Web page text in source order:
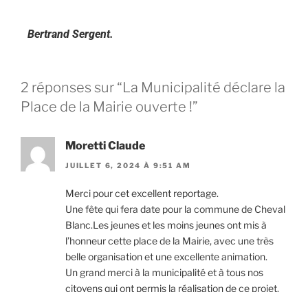
Bertrand Sergent.
2 réponses sur “La Municipalité déclare la
Place de la Mairie ouverte !”
Moretti Claude
JUILLET 6, 2024 À 9:51 AM
Merci pour cet excellent reportage.
Une fête qui fera date pour la commune de Cheval
Blanc.Les jeunes et les moins jeunes ont mis à
l’honneur cette place de la Mairie, avec une très
belle organisation et une excellente animation.
Un grand merci à la municipalité et à tous nos
citoyens qui ont permis la réalisation de ce projet.